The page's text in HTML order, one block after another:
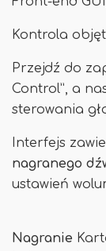
Kontrola
Przejdź do
Control”, a
sterowania
Interfejs
nagranego
ustawień
Nagranie